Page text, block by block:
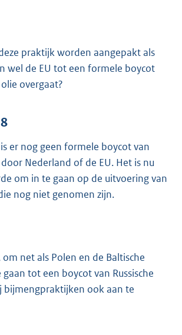
praktijk worden aangepakt als
wel de EU tot een formele boycot
overgaat?
er nog geen formele boycot van
door Nederland of de EU. Het is nu
om in te gaan op de uitvoering van
nog niet genomen zijn.
net als Polen en de Baltische
tot een boycot van Russische
bijmengpraktijken ook aan te